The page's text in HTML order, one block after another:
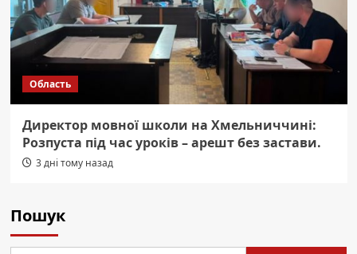
Область
Директор мовної школи на Хмельниччині:
Розпуста під час уроків – арешт без застави.
3 дні тому назад
Пошук